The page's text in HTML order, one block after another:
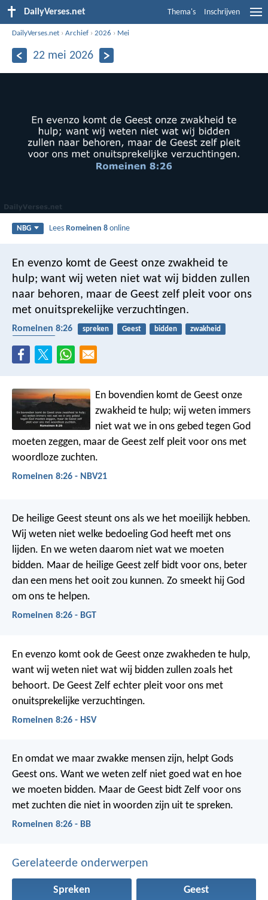
DailyVerses.net Thema's Inschrijven
DailyVerses.net ›Archief ›2026 › Mei
22 mei 2026
NBG LeesRomeinen 8 online
En evenzo komt de Geest onze zwakheid te
hulp; want wij weten niet wat wij bidden zullen
naar behoren, maar de Geest zelf pleit voor ons
met onuitsprekelijke verzuchtingen.
Romeinen 8:26 spreken Geest bidden
zwakheid
En bovendien komt de Geest onze
zwakheid te hulp; wij weten immers
niet wat we in ons gebed tegen God
moeten zeggen, maar de Geest zelf pleit voor ons met
woordloze zuchten.
Romeinen 8:26 - NBV21
De heilige Geest steunt ons als we het moeilijk hebben.
Wij weten niet welke bedoeling God heeft met ons
lijden. En we weten daarom niet wat we moeten
bidden. Maar de heilige Geest zelf bidt voor ons, beter
dan een mens het ooit zou kunnen. Zo smeekt hij God
om ons te helpen.
Romeinen 8:26 - BGT
En evenzo komt ook de Geest onze zwakheden te hulp,
want wij weten niet wat wij bidden zullen zoals het
behoort. De Geest Zelf echter pleit voor ons met
onuitsprekelijke verzuchtingen.
Romeinen 8:26 - HSV
En omdat we maar zwakke mensen zijn, helpt Gods
Geest ons. Want we weten zelf niet goed wat en hoe
we moeten bidden. Maar de Geest bidt Zelf voor ons
met zuchten die niet in woorden zijn uit te spreken.
Romeinen 8:26 - BB
Gerelateerde onderwerpen
Spreken Geest